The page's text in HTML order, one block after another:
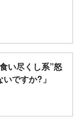
い尽くし系”怒
ですか?」